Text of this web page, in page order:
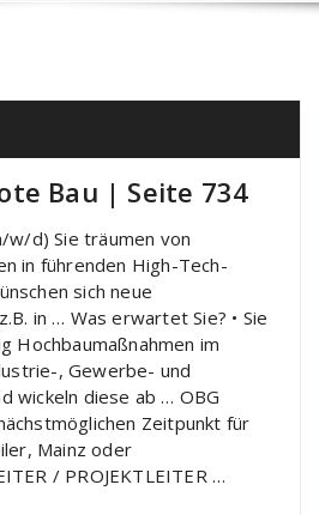
Bau | Seite 734
d) Sie träumen von
in führenden High-Tech-
sich neue
in … Was erwartet Sie? • Sie
Hochbaumaßnahmen im
, Gewerbe- und
wickeln diese ab … OBG
Zeitpunkt für
Mainz oder
/ PROJEKTLEITER …